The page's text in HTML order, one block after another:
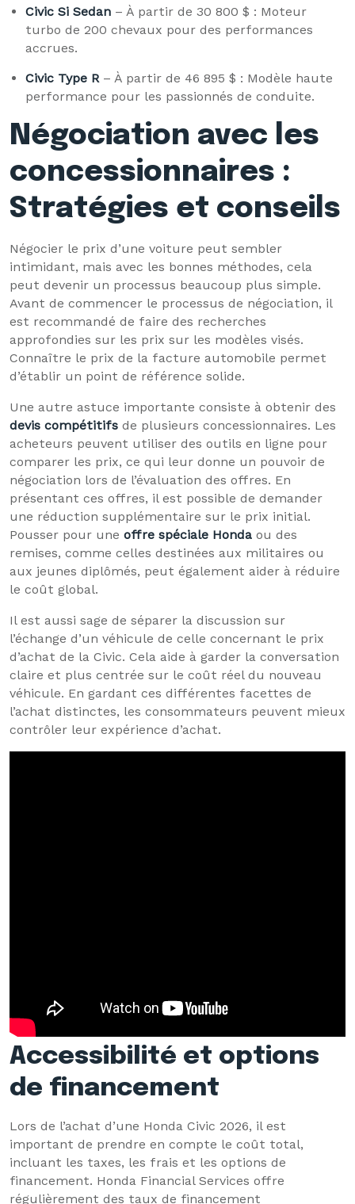
Civic Si Sedan – À partir de 30 800 $ : Moteur
turbo de 200 chevaux pour des performances
accrues.
Civic Type R– À partir de 46 895 $ : Modèle haute
performance pour les passionnés de conduite.
Négociation avec les
concessionnaires :
Stratégies et conseils
Négocier le prix d’une voiture peut sembler
intimidant, mais avec les bonnes méthodes, cela
peut devenir un processus beaucoup plus simple.
Avant de commencer le processus de négociation, il
est recommandé de faire des recherches
approfondies sur les prix sur les modèles visés.
Connaître le prix de la facture automobile permet
d’établir un point de référence solide.
Une autre astuce importante consiste à obtenir des
devis compétitifs de plusieurs concessionnaires. Les
acheteurs peuvent utiliser des outils en ligne pour
comparer les prix, ce qui leur donne un pouvoir de
négociation lors de l’évaluation des offres. En
présentant ces offres, il est possible de demander
une réduction supplémentaire sur le prix initial.
Pousser pour une offre spéciale Honda ou des
remises, comme celles destinées aux militaires ou
aux jeunes diplômés, peut également aider à réduire
le coût global.
Il est aussi sage de séparer la discussion sur
l’échange d’un véhicule de celle concernant le prix
d’achat de la Civic. Cela aide à garder la conversation
claire et plus centrée sur le coût réel du nouveau
véhicule. En gardant ces différentes facettes de
l’achat distinctes, les consommateurs peuvent mieux
contrôler leur expérience d’achat.
Accessibilité et options
de financement
Lors de l’achat d’une Honda Civic 2026, il est
important de prendre en compte le coût total,
incluant les taxes, les frais et les options de
financement. Honda Financial Services offre
régulièrement des taux de financement